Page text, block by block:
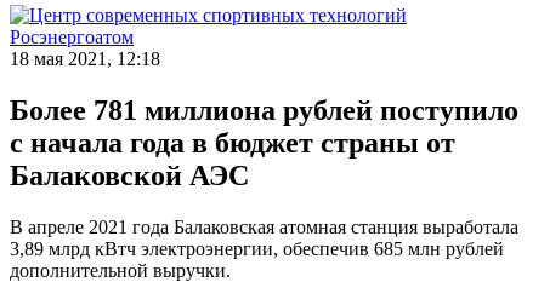
18 мая 2021, 12:18
Более 781 миллиона рублей поступило
с начала года в бюджет страны от
Балаковской АЭС
В апреле 2021 года Балаковская атомная станция выработала
3,89 млрд кВтч электроэнергии, обеспечив 685 млн рублей
дополнительной выручки.